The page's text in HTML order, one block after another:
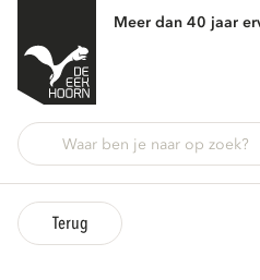
Meer dan 40 jaar
Terug